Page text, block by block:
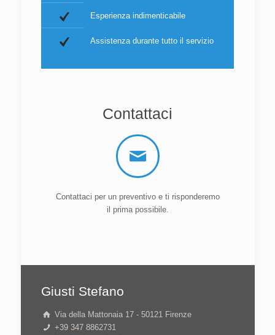
Esperienza indimenticabile
Assistenza durante tutto il servizio
Contattaci
Contattaci per un preventivo e ti risponderemo
il prima possibile.
Giusti Stefano
Via della Mattonaia 17 - 50121 Firenze
+39 347 8862731